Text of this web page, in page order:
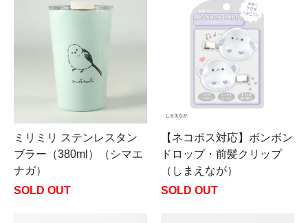
ミリミリ ステンレスタン
ブラー（380ml）（シマエ
ナガ）
SOLD OUT
【ネコポス対応】ボンボン
ドロップ・前髪クリップ
（しまえなが）
SOLD OUT